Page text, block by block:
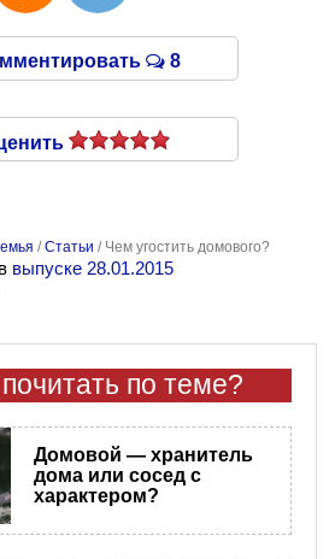
8
/Статьи / Чем угостить домового?
выпуске 28.01.2015
по теме?
Домовой — хранитель
дома или сосед с
характером?